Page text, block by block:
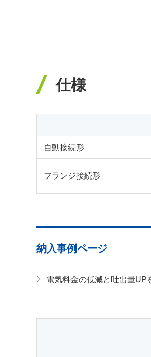
仕様
自動接続形
フランジ接続形
納入事例ページ
電気料金の低減と吐出量UP